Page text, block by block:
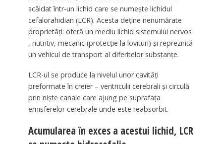
scăldat într-un lichid care se numește lichidul
cefalorahidian (LCR). Acesta deține nenumărate
proprietăți: oferă un mediu lichid sistemului nervos
, nutritiv, mecanic (protecție la lovituri) și reprezintă
un vehicul de transport al diferitelor substanțe.
LCR-ul se produce la nivelul unor cavități
preformate în creier – ventriculii cerebrali și circulă
prin niște canale care ajung pe suprafața
emisferelor cerebrale unde este reabsorbit.
Acumularea în exces a acestui lichid, LCR